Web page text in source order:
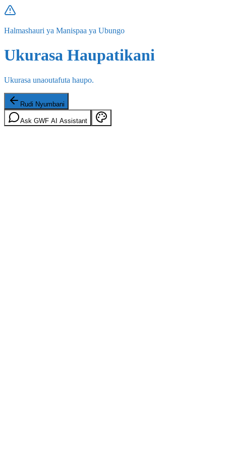
Halmashauri ya Manispaa ya Ubungo
Ukurasa Haupatikani
Ukurasa unaoutafuta haupo.
Rudi Nyumbani
Ask GWF AI Assistant